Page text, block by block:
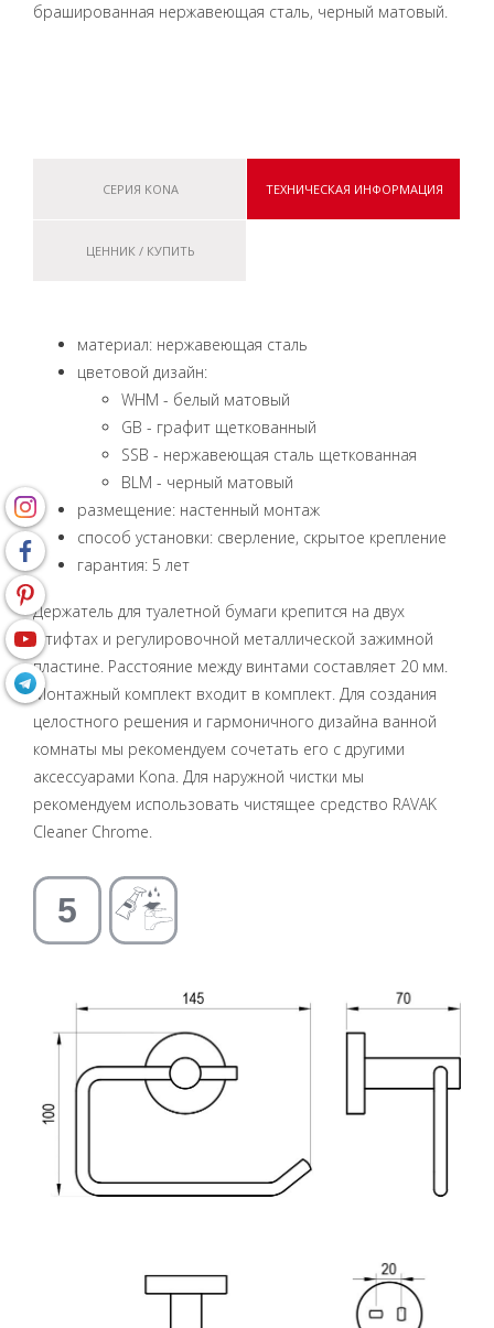
брашированная нержавеющая сталь, черный матовый.
СЕРИЯ KONA ТЕХНИЧЕСКАЯ ИНФОРМАЦИЯ
ЦЕННИК / КУПИТЬ
материал: нержавеющая сталь
цветовой дизайн:
WHM - белый матовый
GB - графит щеткованный
SSB - нержавеющая сталь щеткованная
BLM - черный матовый
размещение: настенный монтаж
способ установки: сверление, скрытое крепление
гарантия: 5 лет
Держатель для туалетной бумаги крепится на двух
штифтах и ​​регулировочной металлической зажимной
пластине. Расстояние между винтами составляет 20 мм.
Монтажный комплект входит в комплект. Для создания
целостного решения и гармоничного дизайна ванной
комнаты мы рекомендуем сочетать его с другими
аксессуарами Kona. Для наружной чистки мы
рекомендуем использовать чистящее средство RAVAK
Cleaner Chrome.